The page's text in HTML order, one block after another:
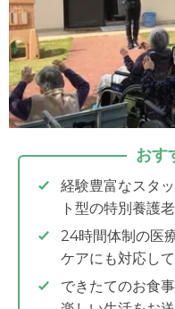
おす
経験豊富なスタ
ト型の特別養護
24時間体制の医
ケアにも対応し
できたてのお食